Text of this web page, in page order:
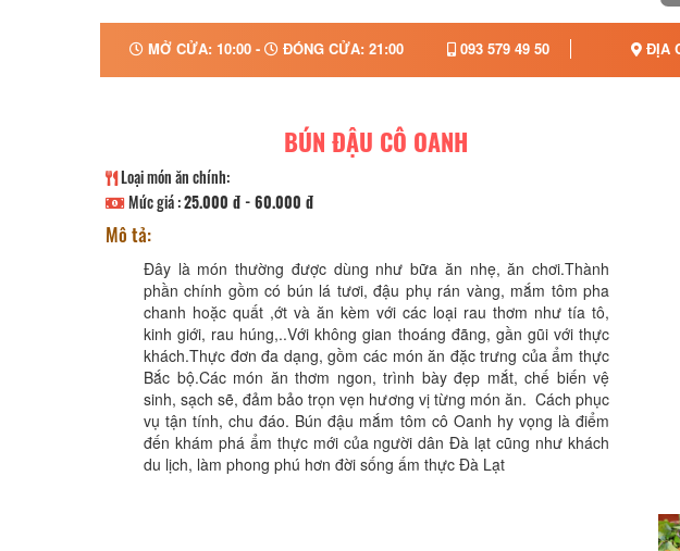
MỞ CỬA: 10:00 - ĐÓNG CỬA: 21:00 093 579 49 50 ĐỊA
BÚN ĐẬU CÔ OANH
Loại món ăn chính:
Mức giá :25.000 đ - 60.000 đ
Mô tả:
Đây là món thường được dùng như bữa ăn nhẹ, ăn chơi.Thành
phần chính gồm có bún lá tươi, đậu phụ rán vàng, mắm tôm pha
chanh hoặc quất ,ớt và ăn kèm với các loại rau thơm như tía tô,
kinh giới, rau húng,..Với không gian thoáng đãng, gần gũi với thực
khách.Thực đơn đa dạng, gồm các món ăn đặc trưng của ẩm thực
Bắc bộ.Các món ăn thơm ngon, trình bày đẹp mắt, chế biến vệ
sinh, sạch sẽ, đảm bảo trọn vẹn hương vị từng món ăn. Cách phục
vụ tận tính, chu đáo. Bún đậu mắm tôm cô Oanh hy vọng là điểm
đến khám phá ẩm thực mới của người dân Đà lạt cũng như khách
du lịch, làm phong phú hơn đời sống ấm thực Đà Lạt